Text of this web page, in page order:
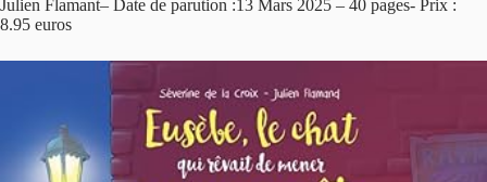
Julien Flamant– Date de parution :13 Mars 2025 – 40 pages- Prix :
8.95 euros